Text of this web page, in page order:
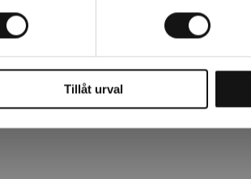
Tillåt urval